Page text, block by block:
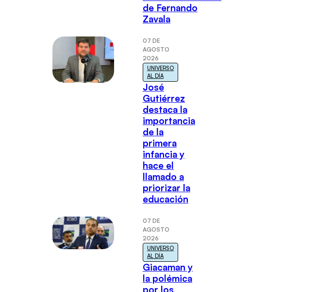
de Fernando
Zavala
07 DE
AGOSTO
2026
UNIVERSO
AL DÍA
José
Gutiérrez
destaca la
importancia
de la
primera
infancia y
hace el
llamado a
priorizar la
educación
07 DE
AGOSTO
2026
UNIVERSO
AL DÍA
Giacaman y
la polémica
por los